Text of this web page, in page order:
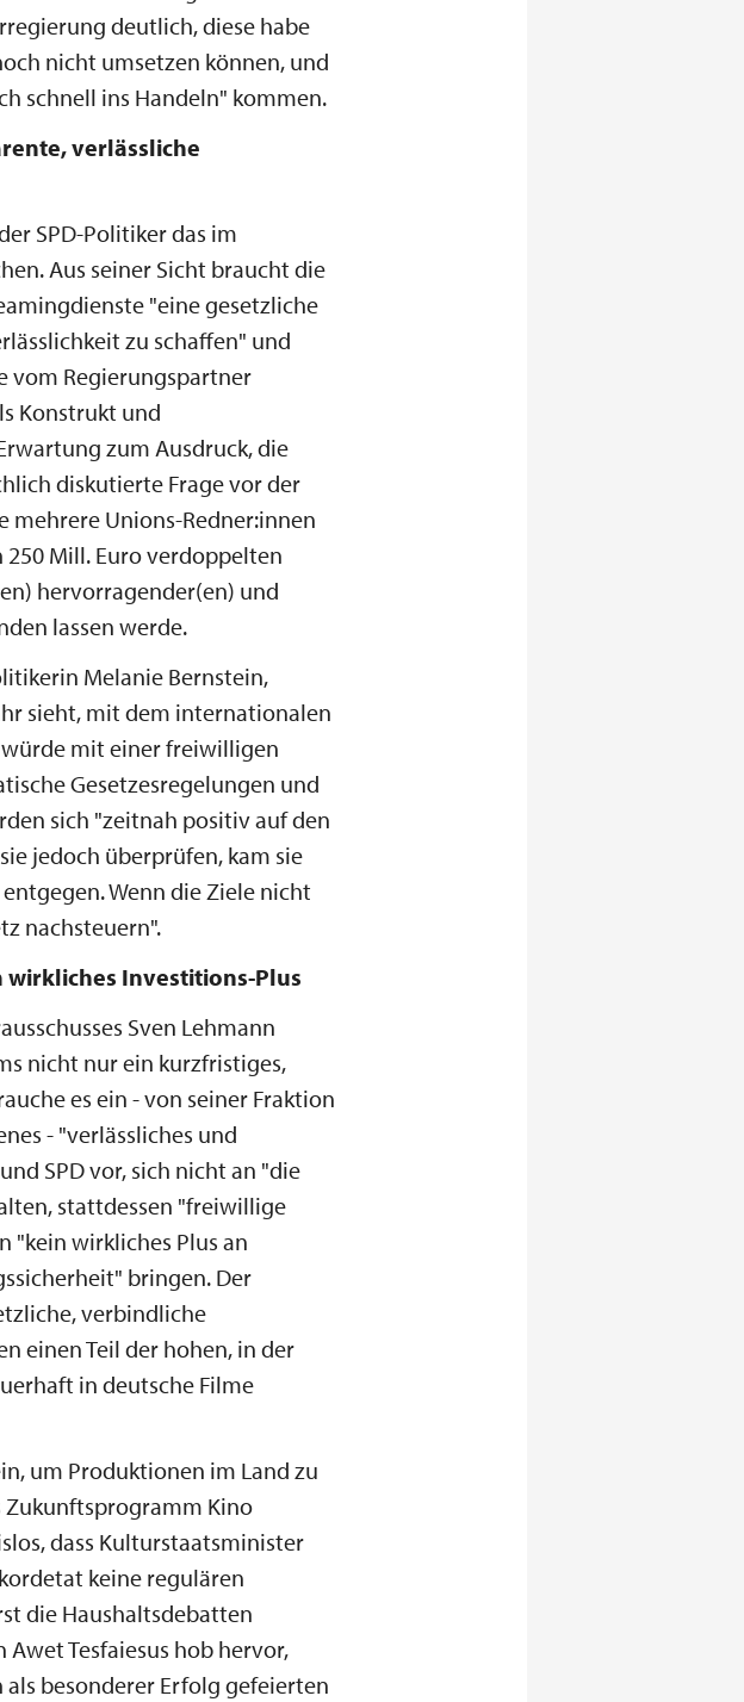
deutlich, diese habe
nicht umsetzen können, und
schnell ins Handeln" kommen.
verlässliche
SPD-Politiker das im
Aus seiner Sicht braucht die
"eine gesetzliche
zu schaffen" und
vom Regierungspartner
Konstrukt und
zum Ausdruck, die
diskutierte Frage vor der
mehrere Unions-Redner:innen
Mill. Euro verdoppelten
hervorragender(en) und
lassen werde.
Melanie Bernstein,
sieht, mit dem internationalen
mit einer freiwilligen
Gesetzesregelungen und
sich "zeitnah positiv auf den
jedoch überprüfen, kam sie
Wenn die Ziele nicht
nachsteuern".
Investitions-Plus
Sven Lehmann
nicht nur ein kurzfristiges,
es ein - von seiner Fraktion
- "verlässliches und
SPD vor, sich nicht an "die
stattdessen "freiwillige
"kein wirkliches Plus an
bringen. Der
verbindliche
einen Teil der hohen, in der
in deutsche Filme
um Produktionen im Land zu
Zukunftsprogramm Kino
dass Kulturstaatsminister
keine regulären
die Haushaltsdebatten
Tesfaiesus hob hervor,
besonderer Erfolg gefeierten